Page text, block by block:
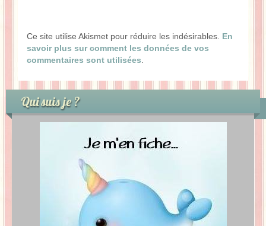
Ce site utilise Akismet pour réduire les indésirables. En
savoir plus sur comment les données de vos
commentaires sont utilisées.
Qui suis je ?